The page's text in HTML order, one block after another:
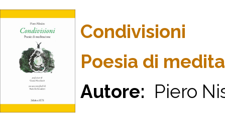
Condivisioni
Poesia di
Autore: Piero